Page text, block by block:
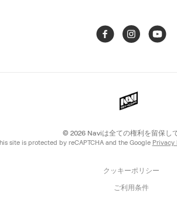
© 2026 Naviは全ての権利を留保し
site is protected by reCAPTCHA and the Google Privacy
クッキーポリシー
ご利用条件